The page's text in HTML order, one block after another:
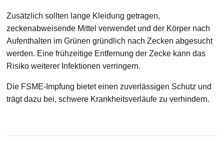
Zusätzlich sollten lange Kleidung getragen,
zeckenabweisende Mittel verwendet und der Körper nach
Aufenthalten im Grünen gründlich nach Zecken abgesucht
werden. Eine frühzeitige Entfernung der Zecke kann das
Risiko weiterer Infektionen verringern.
Die FSME-Impfung bietet einen zuverlässigen Schutz und
trägt dazu bei, schwere Krankheitsverläufe zu verhindern.